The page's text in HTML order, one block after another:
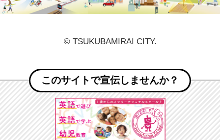
© TSUKUBAMIRAI CITY.
このサイトで宣伝しませんか？